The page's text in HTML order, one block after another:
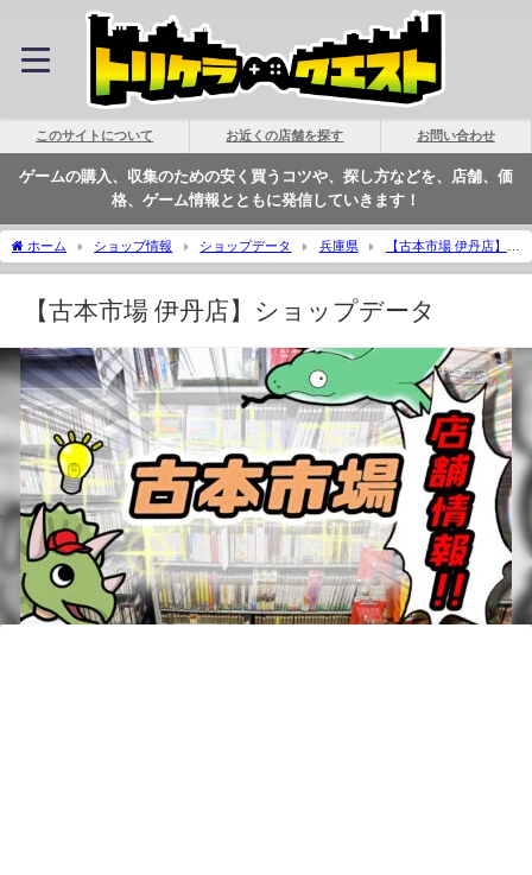
このサイトについて お近くの店舗を探す お問い合わせ
ゲームの購入、収集のための安く買うコツや、探し方などを、店舗、価
格、ゲーム情報とともに発信していきます！
ホーム ショップ情報 ショップデータ 兵庫県
【古本市場 伊丹店】シ
ョップデータ | トリケラクエスト
【古本市場 伊丹店】ショップデータ